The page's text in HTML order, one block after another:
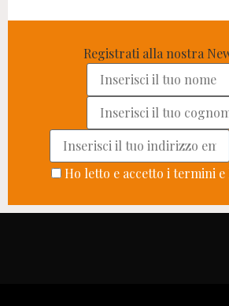
Registrati alla nostra
Ho letto e accetto i termini